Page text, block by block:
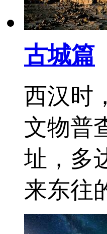
古城篇
西汉时
文物普
址，多
来东往